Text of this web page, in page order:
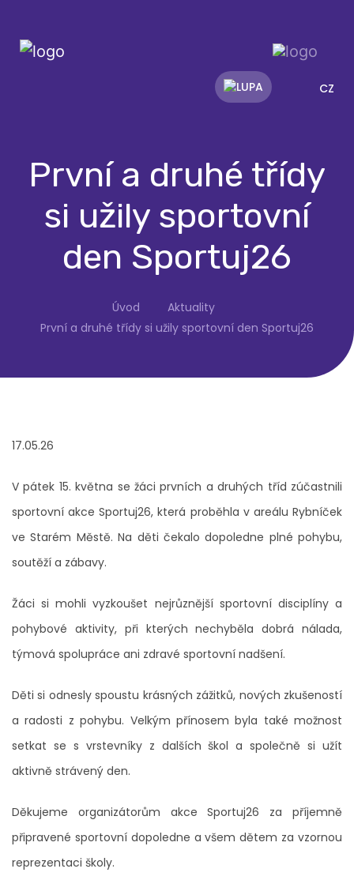
CZ
První a druhé třídy
si užily sportovní
den Sportuj26
Úvod
Aktuality
První a druhé třídy si užily sportovní den Sportuj26
17.05.26
V pátek 15. května se žáci prvních a druhých tříd zúčastnili
sportovní akce Sportuj26, která proběhla v areálu Rybníček
ve Starém Městě. Na děti čekalo dopoledne plné pohybu,
soutěží a zábavy.
Žáci si mohli vyzkoušet nejrůznější sportovní disciplíny a
pohybové aktivity, při kterých nechyběla dobrá nálada,
týmová spolupráce ani zdravé sportovní nadšení.
Děti si odnesly spoustu krásných zážitků, nových zkušeností
a radosti z pohybu. Velkým přínosem byla také možnost
setkat se s vrstevníky z dalších škol a společně si užít
aktivně strávený den.
Děkujeme organizátorům akce Sportuj26 za příjemně
připravené sportovní dopoledne a všem dětem za vzornou
reprezentaci školy.